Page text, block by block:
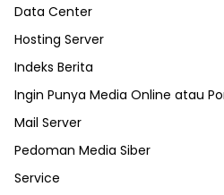
Data Center
Hosting Server
Indeks Berita
Ingin Punya Media Online atau
Mail Server
Pedoman Media Siber
Service